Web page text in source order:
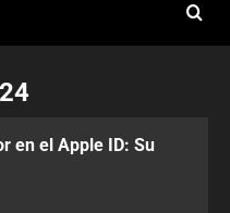
en el Apple ID: Su